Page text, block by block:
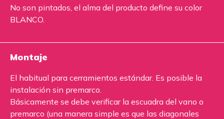
No son pintados, el alma del producto define su color
BLANCO.
Montaje
El habitual para cerramientos estándar. Es posible la
instalación sin premarco.
Básicamente se debe verificar la escuadra del vano o
premarco (una manera simple es que las diagonales